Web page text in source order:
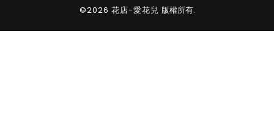
©2026 花店-愛花兒 版權所有.